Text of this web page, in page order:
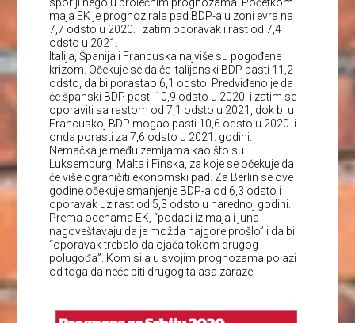
sporiji nego u prolećnim prognozama. Početkom
maja EK je prognozirala pad BDP-a u zoni evra na
7,7 odsto u 2020. i zatim oporavak i rast od 7,4
odsto u 2021.
Italija, Španija i Francuska najviše su pogođene
krizom. Očekuje se da će italijanski BDP pasti 11,2
odsto, da bi porastao 6,1 odsto. Predviđeno je da
će španski BDP pasti 10,9 odsto u 2020. i zatim se
oporaviti sa rastom od 7,1 odsto u 2021, dok bi u
Francuskoj BDP mogao pasti 10,6 odsto u 2020. i
onda porasti za 7,6 odsto u 2021. godini.
Nemačka je među zemljama kao što su
Luksemburg, Malta i Finska, za koje se očekuje da
će više ograničiti ekonomski pad. Za Berlin se ove
godine očekuje smanjenje BDP-a od 6,3 odsto i
oporavak uz rast od 5,3 odsto u narednoj godini.
Prema ocenama EK, “podaci iz maja i juna
nagoveštavaju da je možda najgore prošlo” i da bi
“oporavak trebalo da ojača tokom drugog
polugođa”. Komisija u svojim prognozama polazi
od toga da neće biti drugog talasa zaraze.